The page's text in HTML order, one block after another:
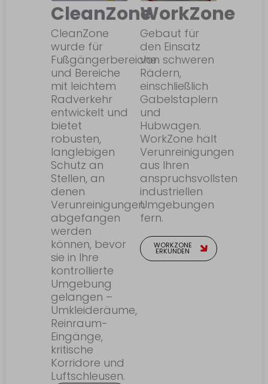
CleanZone
CleanZone
wurde für
Fußgängerbereiche
und Bereiche
mit leichtem
Radverkehr
entwickelt und
bietet
robusten,
langlebigen
Schutz an
Stellen, an
denen
Verunreinigungen
abgefangen
werden
können, bevor
sie in Ihre
kontrollierte
Umgebung
gelangen –
Umkleideräume,
Reinraum-
Eingänge,
kritische
Korridore und
Luftschleusen.
WorkZone
Gebaut für
den Einsatz
von schweren
Rädern,
einschließlich
Gabelstaplern
und
Hubwagen.
WorkZone hält
Verunreinigungen
aus Ihren
anspruchsvollsten
industriellen
Umgebungen
fern.
WORKZONE
ERKUNDEN